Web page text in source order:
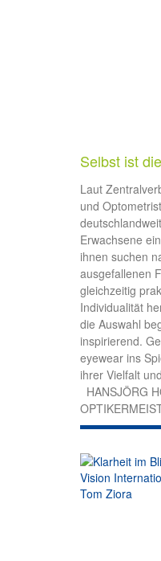
Selbst ist
Laut
und
Erwachsene
ihnen suchen
ausgefallenen
gleichzeitig
Individualität
die Auswahl
inspirierend.
eyewear ins
ihrer Vielfalt
HANSJÖRG